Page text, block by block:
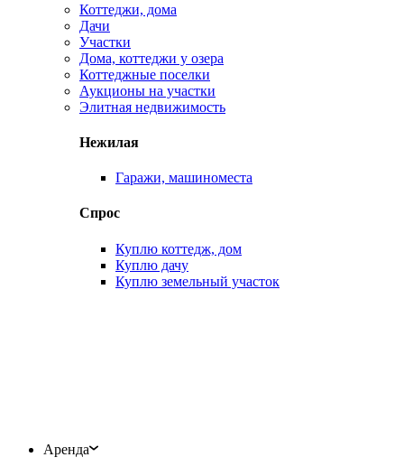
Коттеджи, дома
Дачи
Участки
Дома, коттеджи у озера
Коттеджные поселки
Аукционы на участки
Элитная недвижимость
Нежилая
Гаражи, машиноместа
Спрос
Куплю коттедж, дом
Куплю дачу
Куплю земельный участок
Аренда